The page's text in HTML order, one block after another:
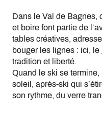
Dans le Val de Bagnes,
et boire font partie de
tables créatives,
bouger les lignes : ici,
tradition et liberté.
Quand le ski se
soleil, après-ski qui
son rythme, du verre